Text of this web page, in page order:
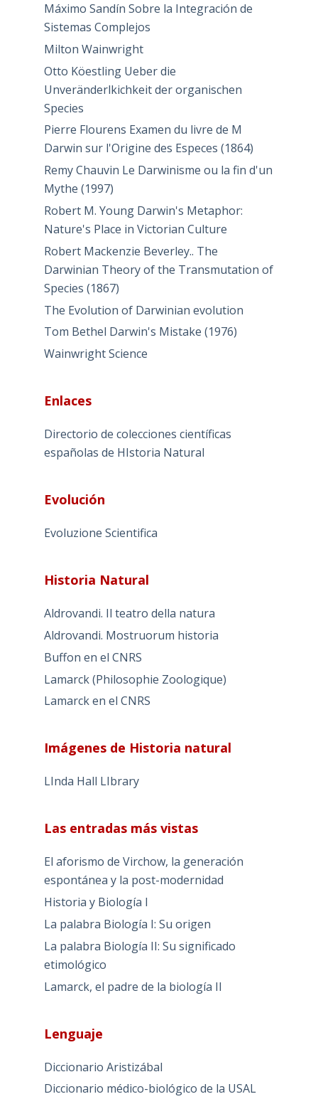
Máximo Sandín Sobre la Integración de
Sistemas Complejos
Milton Wainwright
Otto Köestling Ueber die
Unveränderlkichkeit der organischen
Species
Pierre Flourens Examen du livre de M
Darwin sur l'Origine des Especes (1864)
Remy Chauvin Le Darwinisme ou la fin d'un
Mythe (1997)
Robert M. Young Darwin's Metaphor:
Nature's Place in Victorian Culture
Robert Mackenzie Beverley.. The
Darwinian Theory of the Transmutation of
Species (1867)
The Evolution of Darwinian evolution
Tom Bethel Darwin's Mistake (1976)
Wainwright Science
Enlaces
Directorio de colecciones científicas
españolas de HIstoria Natural
Evolución
Evoluzione Scientifica
Historia Natural
Aldrovandi. Il teatro della natura
Aldrovandi. Mostruorum historia
Buffon en el CNRS
Lamarck (Philosophie Zoologique)
Lamarck en el CNRS
Imágenes de Historia natural
LInda Hall LIbrary
Las entradas más vistas
El aforismo de Virchow, la generación
espontánea y la post-modernidad
Historia y Biología I
La palabra Biología I: Su origen
La palabra Biología II: Su significado
etimológico
Lamarck, el padre de la biología II
Lenguaje
Diccionario Aristizábal
Diccionario médico-biológico de la USAL